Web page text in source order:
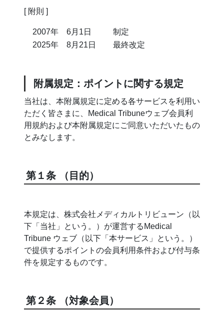
[ 附則 ]
2007年 6月1日
制定
2025年 8月21日
最終改定
附属規定：ポイントに関する規定
当社は、本附属規定に定める各サービスを利用い
ただく皆さまに、Medical Tribuneウェブ会員利
用規約および本附属規定にご同意いただいたもの
とみなします。
第１条 （目的）
本規定は、株式会社メディカルトリビューン（以
下「当社」という。）が運営するMedical
Tribune ウェブ（以下「本サービス」という。）
で提供するポイントの会員利用条件および付与条
件を規定するものです。
第２条 （対象会員）